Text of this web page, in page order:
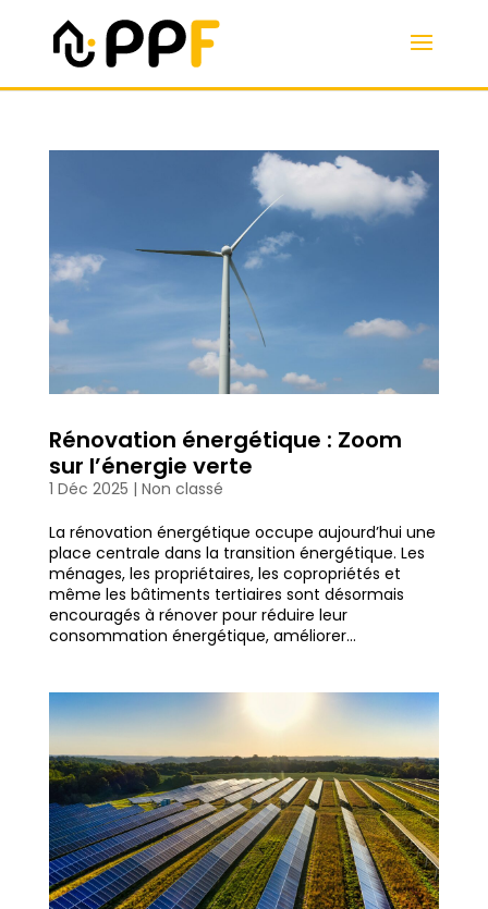
Rénovation énergétique : Zoom
sur l’énergie verte
1 Déc 2025 | Non classé
La rénovation énergétique occupe aujourd’hui une
place centrale dans la transition énergétique. Les
ménages, les propriétaires, les copropriétés et
même les bâtiments tertiaires sont désormais
encouragés à rénover pour réduire leur
consommation énergétique, améliorer...